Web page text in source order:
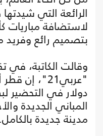
الرائعة التي
لاستضافة مباريات
بتصميم رائع وفريد
وقالت الكاتبة، في
دولار في التحضير
المباني الجديدة
مدينة جديدة بالكامل.